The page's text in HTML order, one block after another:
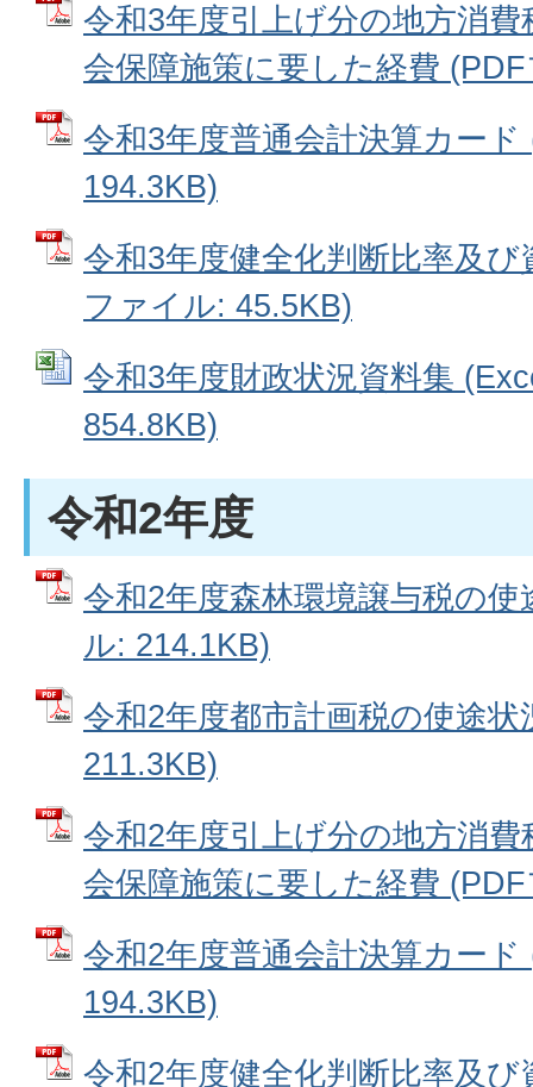
令和3年度引上げ分の地方消
会保障施策に要した経費
令和3年度普通会計決算カー
194.3KB)
令和3年度健全化判断比率及
ファイル: 45.5KB)
令和3年度財政状況資料集
854.8KB)
令和2年度
令和2年度森林環境譲与税の
ル: 214.1KB)
令和2年度都市計画税の使途
211.3KB)
令和2年度引上げ分の地方消
会保障施策に要した経費
令和2年度普通会計決算カー
194.3KB)
令和2年度健全化判断比率及